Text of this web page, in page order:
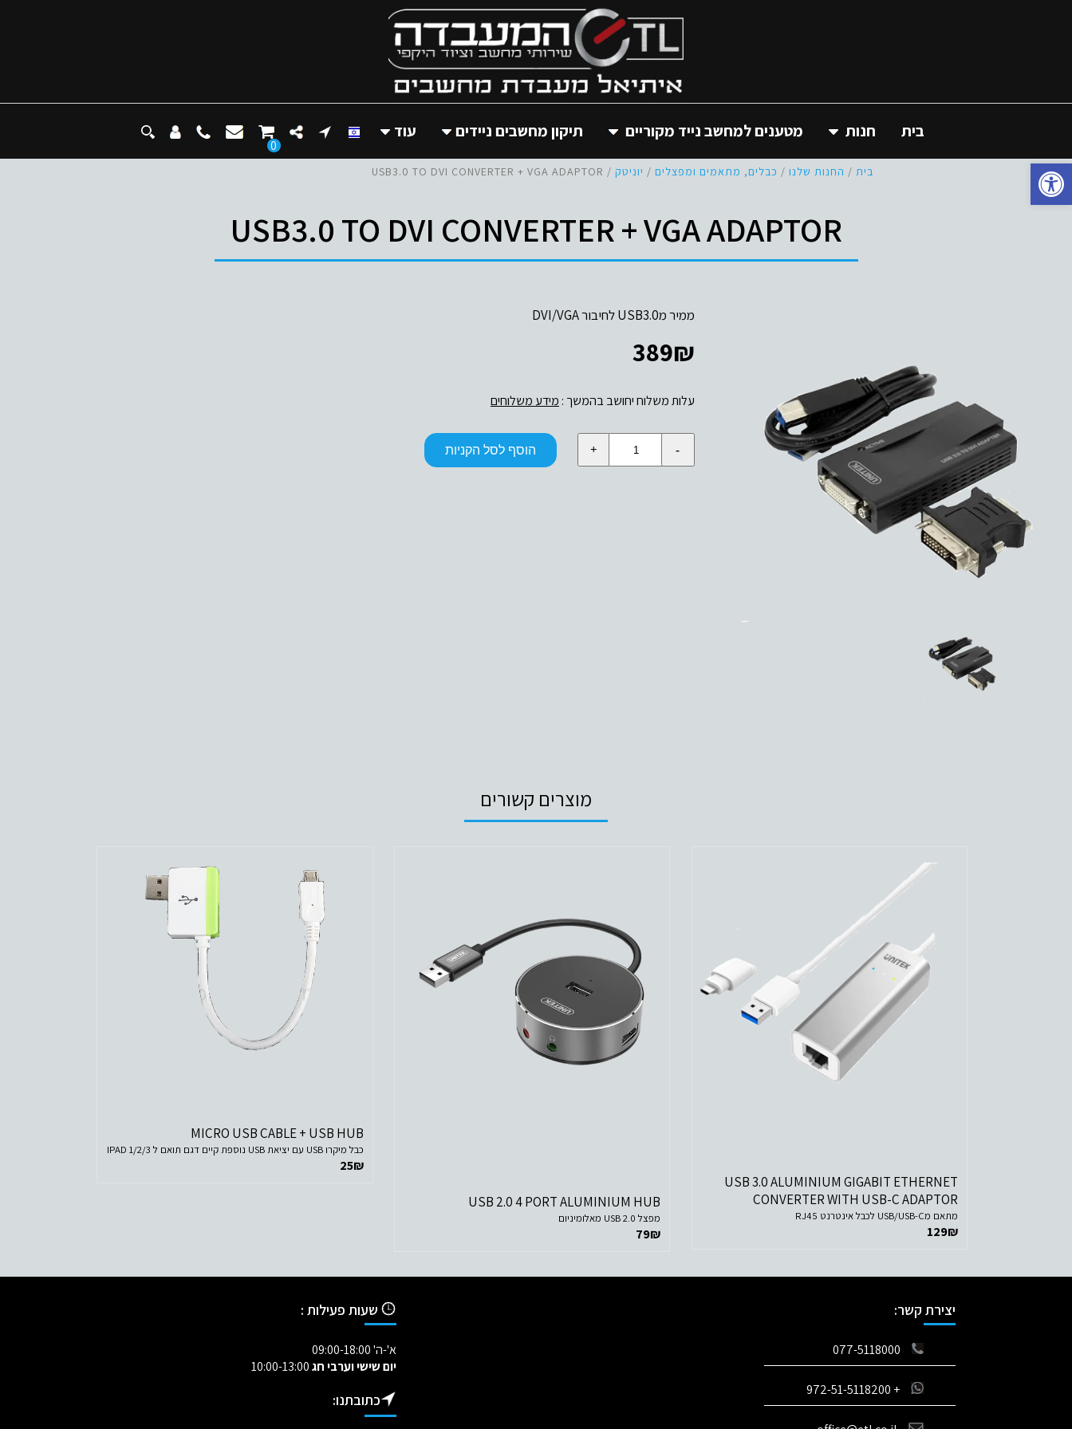
פתח סרגל נגישות
בית חנות מטענים למחשב נייד מקוריים תיקון מחשבים ניידים עוד
0
בית/ החנות שלנו/ כבלים, מתאמים ומפצלים/ יוניטק/ USB3.0 TO DVI CONVERTER + VGA ADAPTOR
USB3.0 TO DVI CONVERTER + VGA ADAPTOR
ממיר מUSB3.0 לחיבור DVI/VGA
389₪
עלות משלוח יחושב בהמשך : מידע משלוחים
כמות
הוסף לסל הקניות
מוצרים קשורים
USB 3.0 ALUMINIUM GIGABIT ETHERNET
CONVERTER WITH USB-C ADAPTOR
מתאם מUSB/USB-C לכבל אינטרנט RJ45
129₪
USB 2.0 4 PORT ALUMINIUM HUB
מפצל USB 2.0 מאלומיניום
79₪
MICRO USB CABLE + USB HUB
כבל מיקרו USB עם יציאת USB נוספת קיים דגם תואם ל IPAD 1/2/3
25₪
יצירת קשר:
077-5118000
+ 972-51-5118200
שעות פעילות :
א'-ה' 09:00-18:00
יום שישי וערבי חג10:00-13:00
כתובתנו: